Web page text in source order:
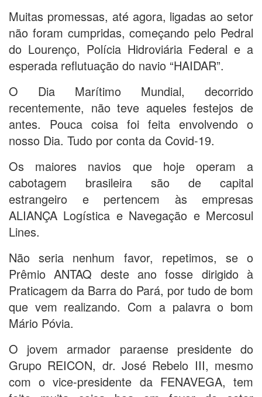
Muitas promessas, até agora, ligadas ao setor
não foram cumpridas, começando pelo Pedral
do Lourenço, Polícia Hidroviária Federal e a
esperada reflutuação do navio “HAIDAR”.
O Dia Marítimo Mundial, decorrido
recentemente, não teve aqueles festejos de
antes. Pouca coisa foi feita envolvendo o
nosso Dia. Tudo por conta da Covid-19.
Os maiores navios que hoje operam a
cabotagem brasileira são de capital
estrangeiro e pertencem às empresas
ALIANÇA Logística e Navegação e Mercosul
Lines.
Não seria nenhum favor, repetimos, se o
Prêmio ANTAQ deste ano fosse dirigido à
Praticagem da Barra do Pará, por tudo de bom
que vem realizando. Com a palavra o bom
Mário Póvia.
O jovem armador paraense presidente do
Grupo REICON, dr. José Rebelo III, mesmo
com o vice-presidente da FENAVEGA, tem